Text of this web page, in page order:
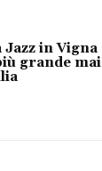
in Vigna
grande mai